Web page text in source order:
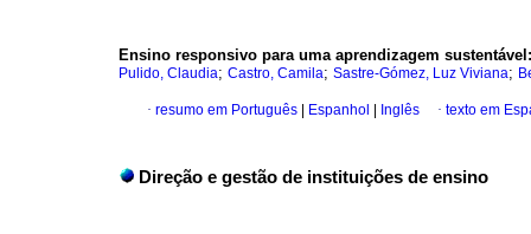
Ensino responsivo para uma aprendizagem
Pulido, Claudia; Castro, Camila; Sastre-Gómez, Luz Viviana;
· resumo em Português Espanhol Inglês · texto em
Direção e gestão de instituições de ensino